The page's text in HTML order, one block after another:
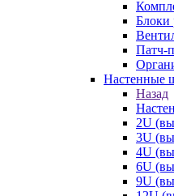
Блоки
Патч-
Настенные
Назад
2U
3U
4U
6U
9U